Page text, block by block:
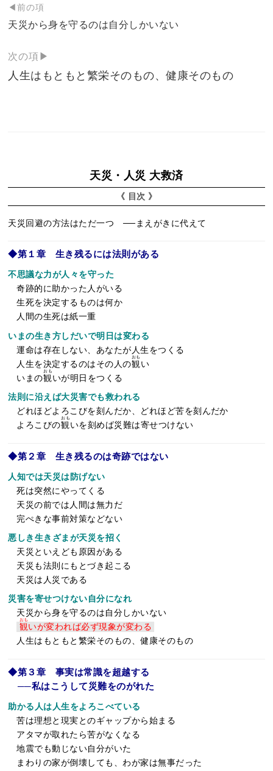
投
稿
ナ
ビ
ゲ
◀前の項
天災から身を守るのは自分しかいない
次の項▶
人生はもともと繁栄そのもの、健康そのもの
天災・人災 大救済
《 目次 》
天災回避の方法はただ一つ ──まえがきに代えて
◆第１章 生き残るには法則がある
不思議な力が人々を守った
奇跡的に助かった人がいる
生死を決定するものは何か
人間の生死は紙一重
いまの生き方しだいで明日は変わる
運命は存在しない、あなたが人生をつくる
人生を決定するのはその人の観
おも
い
いまの観
おも
いが明日をつくる
法則に沿えば大災害でも救われる
どれほどよろこびを刻んだか、どれほど苦を刻んだか
よろこびの観
おも
いを刻めば災難は寄せつけない
◆第２章 生き残るのは奇跡ではない
人知では天災は防げない
死は突然にやってくる
天災の前では人間は無力だ
完ぺきな事前対策などない
悪しき生きざまが天災を招く
天災といえども原因がある
天災も法則にもとづき起こる
天災は人災である
災害を寄せつけない自分になれ
天災から身を守るのは自分しかいない
観
おも
いが変われば必ず現象が変わる
人生はもともと繁栄そのもの、健康そのもの
◆第３章 事実は常識を超越する
──私はこうして災難をのがれた
助かる人は人生をよろこべている
苦は理想と現実とのギャップから始まる
アタマが取れたら苦がなくなる
地震でも動じない自分がいた
まわりの家が倒壊しても、わが家は無事だった